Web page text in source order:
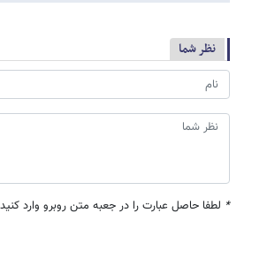
نظر شما
* لطفا حاصل عبارت را در جعبه متن روبرو وارد کنید